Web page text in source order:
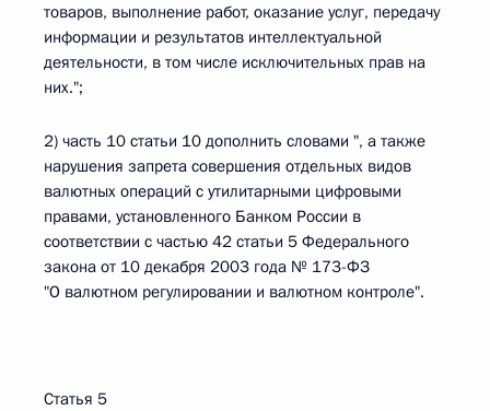
товаров, выполнение работ, оказание услуг, передачу
информации и результатов интеллектуальной
деятельности, в том числе исключительных прав на
них.";
2) часть 10 статьи 10 дополнить словами ", а также
нарушения запрета совершения отдельных видов
валютных операций с утилитарными цифровыми
правами, установленного Банком России в
соответствии с частью 42 статьи 5 Федерального
закона от 10 декабря 2003 года № 173-ФЗ
"О валютном регулировании и валютном контроле".
Статья 5